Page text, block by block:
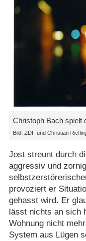
Christoph Bach spielt
Bild: ZDF und Christian
Jost streunt durch
aggressiv und
provoziert er
gehasst wird. Er
lässt nichts an sich
Wohnung nicht
System aus Lügen